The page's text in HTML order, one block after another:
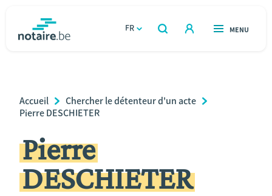
FR
OUVERT
RECHERCHER
OUVERT
MENU
Relations et vivre ensemble
Héritage et donations
Entreprendre
Breadcrumb
Accueil
Chercher le détenteur d'un acte
Pierre DESCHIETER
Pierre
DESCHIETER